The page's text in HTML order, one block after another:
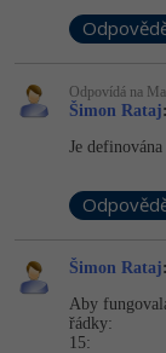
Best
3D
C -80%
Odpovídá na
Šimon Rataj:
Je
Šimon Rataj:
Aby
řádky:
15: